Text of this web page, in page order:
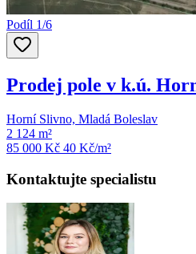
Podíl 1/6
Prodej pole v k.ú.
Horní Slivno, Mladá Boleslav
2 124 m²
85 000 Kč 40 Kč/m²
Kontaktujte specialistu